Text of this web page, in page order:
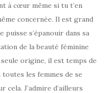
à cœur même si tu t’en
concernée. Il est grand
puisse s’épanouir dans sa
de la beauté féminine
seule origine, il est temps de
les femmes de se
J’admire d’ailleurs